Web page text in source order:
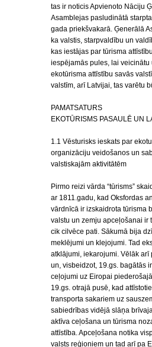
tas ir noticis Apvienoto Nāciju
Asamblejas pasludinātā
gada priekšvakarā. Ģenerālā
ka valstis, starpvaldību un
kas iestājas par tūrisma
iespējamās pules, lai veicinātu
ekotūrisma attīstību savās
valstīm, arī Latvijai, tas varētu
PAMATSATURS
EKOTŪRISMS PASAULĒ UN
1.1 Vēsturisks ieskats par
organizāciju veidošanos un
valstiskajām aktivitātēm
Pirmo reizi vārda “tūrisms”
ar 1811.gadu, kad Oksfordas
vārdnīcā ir izskaidrota tūrisma
valstu un zemju apceļošanai ir
cik cilvēce pati. Sākumā bija
meklējumi un klejojumi. Tad
atklājumi, iekarojumi. Vēlāk arī
un, visbeidzot, 19.gs. bagātās
ceļojumi uz Eiropai
19.gs. otrajā pusē, kad
transporta sakariem uz
sabiedrības vidējā slāņa
aktīva ceļošana un tūrisma
attīstība. Apceļošana notika
valsts reģioniem un tad arī pa